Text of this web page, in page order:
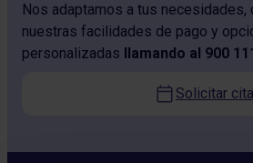
Nos adaptamos a tus necesidades,
nuestras facilidades de pago y
personalizadas llamando al 900
Solicitar cita